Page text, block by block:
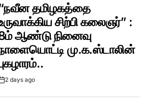
தமிழகத்தை
சிற்பி கலைஞர்” :
ஆண்டு நினைவு
மு.க.ஸ்டாலின்
2 days ago